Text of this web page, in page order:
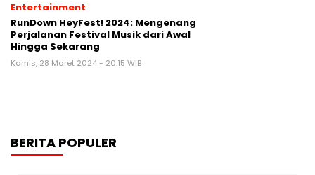
Entertainment
RunDown HeyFest! 2024: Mengenang
Perjalanan Festival Musik dari Awal
Hingga Sekarang
Kamis, 28 Maret 2024 - 20:15 WIB
BERITA POPULER